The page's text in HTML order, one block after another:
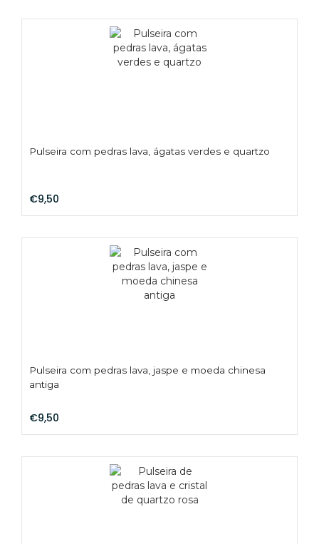
Pulseira com pedras lava, ágatas verdes e quartzo
€9,50
Pulseira com pedras lava, jaspe e moeda chinesa
antiga
€9,50